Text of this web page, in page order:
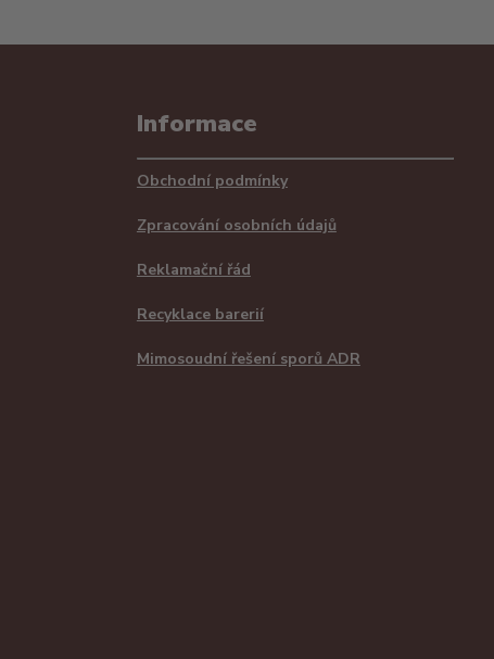
Informace
Obchodní podmínky
Zpracování osobních údajů
Reklamační řád
Recyklace barerií
Mimosoudní řešení sporů ADR